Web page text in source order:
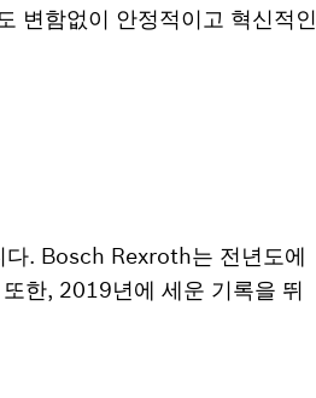
변함없이 안정적이고 혁신적인
. Bosch Rexroth는 전년도에
한, 2019년에 세운 기록을 뛰